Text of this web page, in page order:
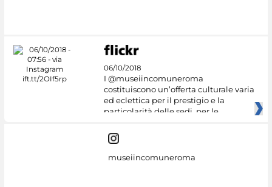
06/10/2018
I @museiincomuneroma
costituiscono un’offerta culturale varia
ed eclettica per il prestigio e la
particolarità delle sedi, per le
museiincomuneroma